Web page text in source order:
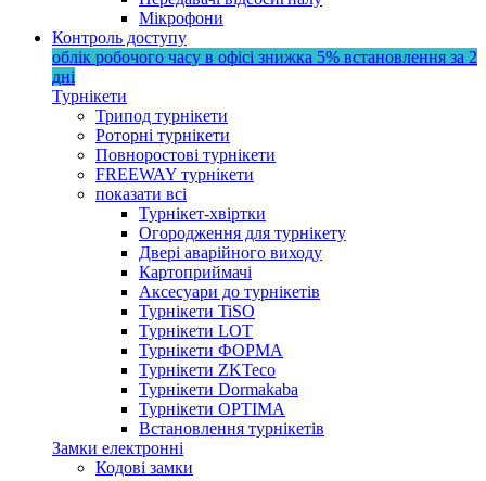
Мікрофони
Контроль доступу
облік робочого часу в офісі знижка 5% встановлення за 2
дні
Турнікети
Трипод турнікети
Роторні турнікети
Повноростові турнікети
FREEWAY турнікети
показати всі
Турнікет-хвіртки
Огородження для турнікету
Двері аварійного виходу
Картоприймачі
Аксесуари до турнікетів
Турнікети TiSO
Турнікети LOT
Турнікети ФОРМА
Турнікети ZKTeco
Турнікети Dormakaba
Турнікети OPTIMA
Встановлення турнікетів
Замки електронні
Кодові замки